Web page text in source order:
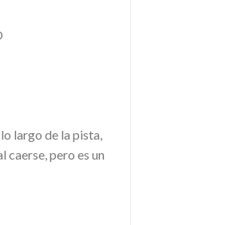
largo de la pista,
caerse, pero es un